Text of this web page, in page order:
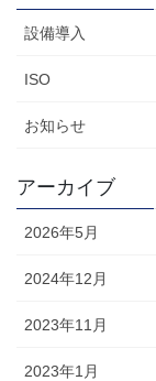
設備導入
ISO
お知らせ
アーカイブ
2026年5月
2024年12月
2023年11月
2023年1月